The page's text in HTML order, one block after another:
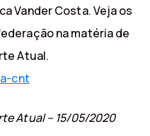
Vander Costa. Veja os
na matéria de
Atual.
cnt
Atual – 15/05/2020